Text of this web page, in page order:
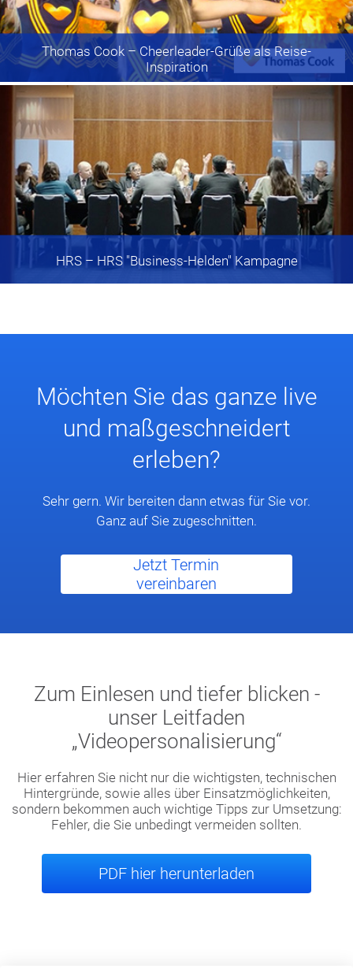
Thomas Cook – Cheerleader-Grüße als Reise-
Inspiration
HRS– HRS "Business-Helden" Kampagne
Möchten Sie das ganze live
und maßgeschneidert
erleben?
Sehr gern. Wir bereiten dann etwas für Sie vor.
Ganz auf Sie zugeschnitten.
Jetzt Termin
vereinbaren
Zum Einlesen und tiefer blicken -
unser Leitfaden
„Videopersonalisierung“
Hier erfahren Sie nicht nur die wichtigsten, technischen
Hintergründe, sowie alles über Einsatzmöglichkeiten,
sondern bekommen auch wichtige Tipps zur Umsetzung:
Fehler, die Sie unbedingt vermeiden sollten.
PDF hier herunterladen